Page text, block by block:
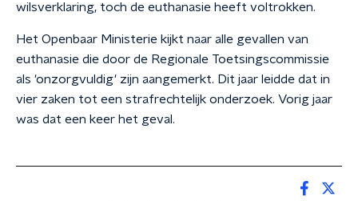
wilsverklaring, toch de euthanasie heeft voltrokken.
Het Openbaar Ministerie kijkt naar alle gevallen van
euthanasie die door de Regionale Toetsingscommissie
als 'onzorgvuldig' zijn aangemerkt. Dit jaar leidde dat in
vier zaken tot een strafrechtelijk onderzoek. Vorig jaar
was dat een keer het geval.